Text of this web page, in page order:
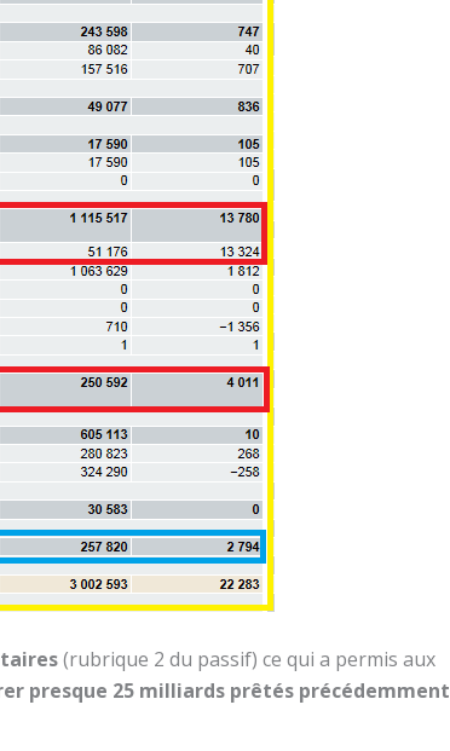
(rubrique 2 du passif) ce qui a permis aux
presque 25 milliards prêtés précédemment